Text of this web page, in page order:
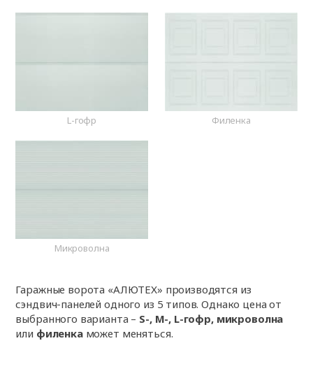
L-гофр Филенка
Микроволна
Гаражные ворота «АЛЮТЕХ» производятся из
сэндвич-панелей одного из 5 типов. Однако цена от
выбранного варианта – S-, M-, L-гофр, микроволна
или филенкаможет меняться.